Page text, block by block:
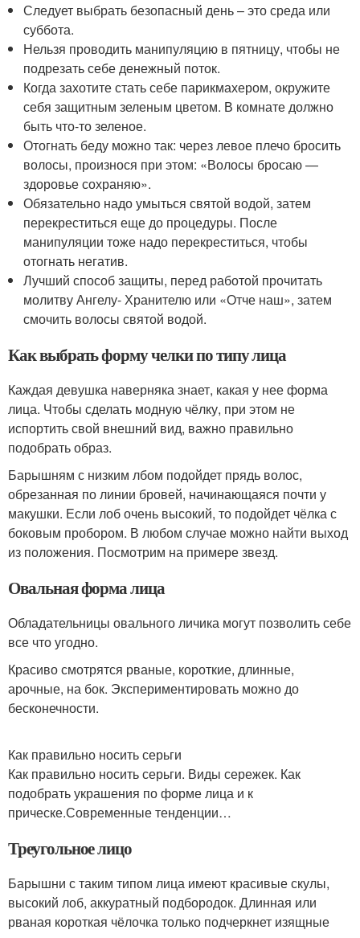
Следует выбрать безопасный день – это среда или
суббота.
Нельзя проводить манипуляцию в пятницу, чтобы не
подрезать себе денежный поток.
Когда захотите стать себе парикмахером, окружите
себя защитным зеленым цветом. В комнате должно
быть что-то зеленое.
Отогнать беду можно так: через левое плечо бросить
волосы, произнося при этом: «Волосы бросаю —
здоровье сохраняю».
Обязательно надо умыться святой водой, затем
перекреститься еще до процедуры. После
манипуляции тоже надо перекреститься, чтобы
отогнать негатив.
Лучший способ защиты, перед работой прочитать
молитву Ангелу- Хранителю или «Отче наш», затем
смочить волосы святой водой.
Как выбрать форму челки по типу лица
Каждая девушка наверняка знает, какая у нее форма
лица. Чтобы сделать модную чёлку, при этом не
испортить свой внешний вид, важно правильно
подобрать образ.
Барышням с низким лбом подойдет прядь волос,
обрезанная по линии бровей, начинающаяся почти у
макушки. Если лоб очень высокий, то подойдет чёлка с
боковым пробором. В любом случае можно найти выход
из положения. Посмотрим на примере звезд.
Овальная форма лица
Обладательницы овального личика могут позволить себе
все что угодно.
Красиво смотрятся рваные, короткие, длинные,
арочные, на бок. Экспериментировать можно до
бесконечности.
Как правильно носить серьги
Как правильно носить серьги. Виды сережек. Как
подобрать украшения по форме лица и к
прическе.Современные тенденции…
Треугольное лицо
Барышни с таким типом лица имеют красивые скулы,
высокий лоб, аккуратный подбородок. Длинная или
рваная короткая чёлочка только подчеркнет изящные